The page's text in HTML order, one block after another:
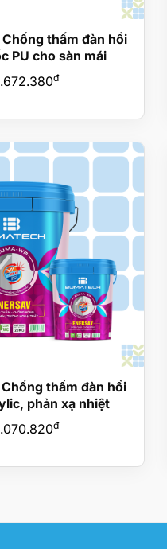
thấm đàn hồi
PU cho sàn mái
đ
Chống thấm đàn hồi
phản xạ nhiệt
đ